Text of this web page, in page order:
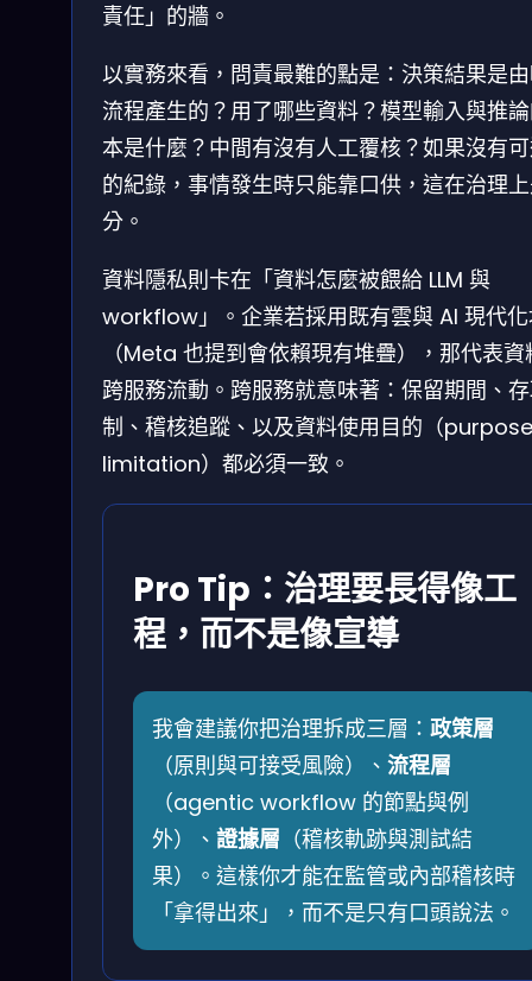
責任」的牆。
以實務來看，問責最難的點是：決策結果是
流程產生的？用了哪些資料？模型輸入與推
本是什麼？中間有沒有人工覆核？如果沒有
的紀錄，事情發生時只能靠口供，這在治理
分。
資料隱私則卡在「資料怎麼被餵給 LLM 與
workflow」。企業若採用既有雲與 AI 現代
（Meta 也提到會依賴現有堆疊），那代表資
跨服務流動。跨服務就意味著：保留期間、
制、稽核追蹤、以及資料使用目的（purpose
limitation）都必須一致。
Pro Tip：治理要長得像工
程，而不是像宣導
我會建議你把治理拆成三層： 政策層
（原則與可接受風險）、 流程層
（agentic workflow 的節點與例
外）、 證據層 （稽核軌跡與測試結
果）。這樣你才能在監管或內部稽核時
「拿得出來」，而不是只有口頭說法。